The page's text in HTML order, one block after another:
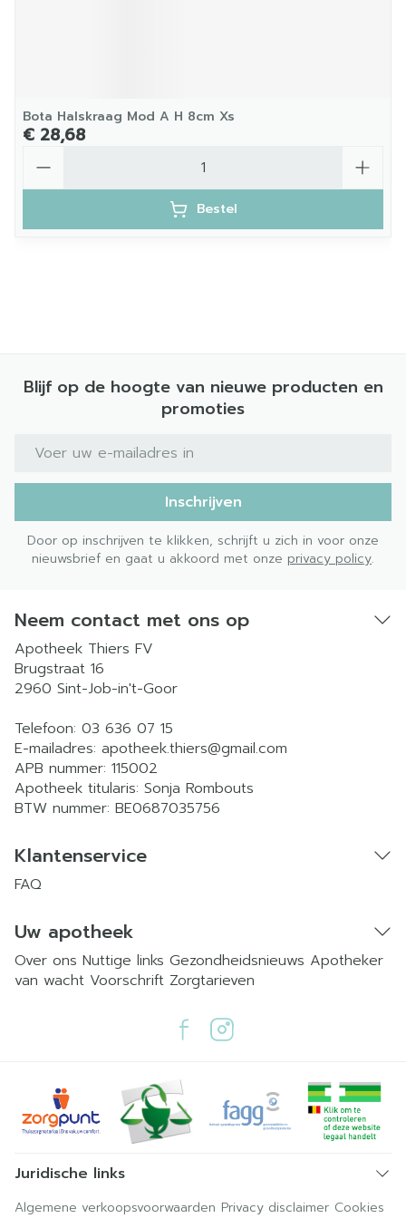
Bota Halskraag Mod A H 8cm Xs
€ 28,68
Bestel
Blijf op de hoogte van nieuwe producten en
promoties
E-mail adres
Inschrijven
Door op inschrijven te klikken, schrijft u zich in voor onze
nieuwsbrief en gaat u akkoord met onze privacy policy.
Neem contact met ons op
Apotheek Thiers FV
Brugstraat 16
2960 Sint-Job-in't-Goor
Telefoon: 03 636 07 15
E-mailadres: apotheek.thiers@gmail.com
APB nummer: 115002
Apotheek titularis: Sonja Rombouts
BTW nummer: BE0687035756
Klantenservice
FAQ
Uw apotheek
Over ons Nuttige links Gezondheidsnieuws Apotheker
van wacht Voorschrift Zorgtarieven
Juridische links
Algemene verkoopsvoorwaarden Privacy disclaimer Cookies